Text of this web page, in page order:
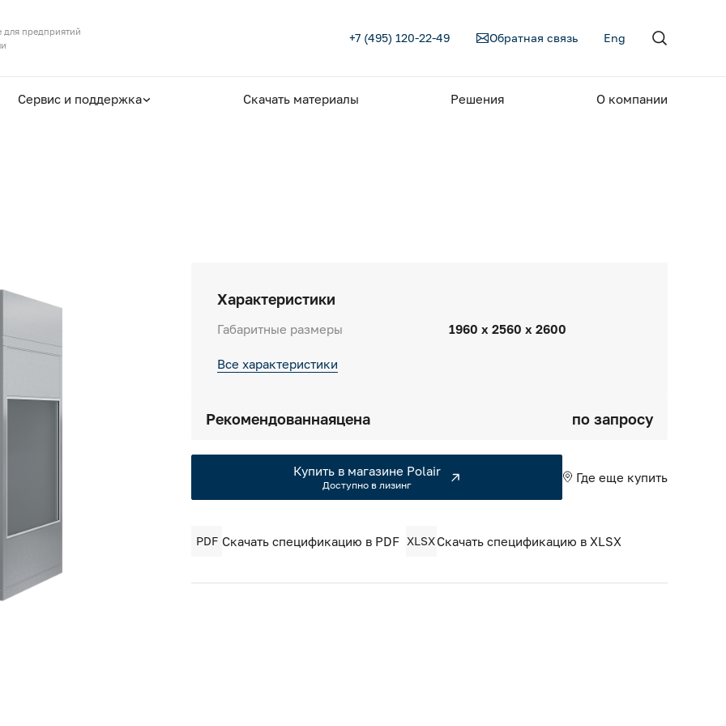
предприятий
+7 (495) 120-22-49 Обратная связь Eng
Сервис и поддержка Скачать материалы Решения О компании
Характеристики
Габаритные размеры 1960 х 2560 х 2600
Все характеристики
Рекомендованнаяцена по запросу
Купить в магазине Polair
Доступно в лизинг
Где еще купить
PDF Скачать спецификацию в PDF XLSXСкачать спецификацию в XLSX